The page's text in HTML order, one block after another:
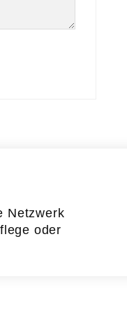
Netzwerk
oder